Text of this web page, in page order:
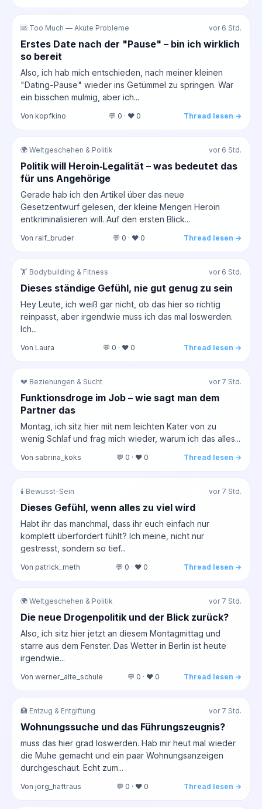
🆘 Too Much — Akute Probleme vor 6 Std.
Erstes Date nach der "Pause" – bin ich wirklich
so bereit
Also, ich hab mich entschieden, nach meiner kleinen
"Dating-Pause" wieder ins Getümmel zu springen. War
ein bisschen mulmig, aber ich...
Von kopfkino 💬 0 · ❤️ 0 Thread lesen →
🌍 Weltgeschehen & Politik vor 6 Std.
Politik will Heroin‑Legalität – was bedeutet das
für uns Angehörige
Gerade hab ich den Artikel über das neue
Gesetzentwurf gelesen, der kleine Mengen Heroin
entkriminalisieren will. Auf den ersten Blick...
Von ralf_bruder 💬 0 · ❤️ 0 Thread lesen →
🏋️ Bodybuilding & Fitness vor 6 Std.
Dieses ständige Gefühl, nie gut genug zu sein
Hey Leute, ich weiß gar nicht, ob das hier so richtig
reinpasst, aber irgendwie muss ich das mal loswerden.
Ich...
Von Laura 💬 0 · ❤️ 0 Thread lesen →
💔 Beziehungen & Sucht vor 7 Std.
Funktionsdroge im Job – wie sagt man dem
Partner das
Montag, ich sitz hier mit nem leichten Kater von zu
wenig Schlaf und frag mich wieder, warum ich das alles...
Von sabrina_koks 💬 0 · ❤️ 0 Thread lesen →
🕯️ Bewusst-Sein vor 7 Std.
Dieses Gefühl, wenn alles zu viel wird
Habt ihr das manchmal, dass ihr euch einfach nur
komplett überfordert fühlt? Ich meine, nicht nur
gestresst, sondern so tief...
Von patrick_meth 💬 0 · ❤️ 0 Thread lesen →
🌍 Weltgeschehen & Politik vor 7 Std.
Die neue Drogenpolitik und der Blick zurück?
Also, ich sitz hier jetzt an diesem Montagmittag und
starre aus dem Fenster. Das Wetter in Berlin ist heute
irgendwie...
Von werner_alte_schule 💬 0 · ❤️ 0 Thread lesen →
🏥 Entzug & Entgiftung vor 7 Std.
Wohnungssuche und das Führungszeugnis?
muss das hier grad loswerden. Hab mir heut mal wieder
die Muhe gemacht und ein paar Wohnungsanzeigen
durchgeschaut. Echt zum...
Von jörg_haftraus 💬 0 · ❤️ 0 Thread lesen →